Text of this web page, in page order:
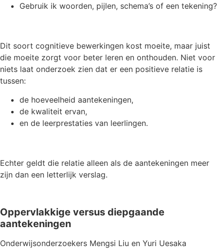
Gebruik ik woorden, pijlen, schema’s of een tekening?
Dit soort cognitieve bewerkingen kost moeite, maar juist
die moeite zorgt voor beter leren en onthouden. Niet voor
niets laat onderzoek zien dat er een positieve relatie is
tussen:
de hoeveelheid aantekeningen,
de kwaliteit ervan,
en de leerprestaties van leerlingen.
Echter geldt die relatie alleen als de aantekeningen meer
zijn dan een letterlijk verslag.
Oppervlakkige versus diepgaande
aantekeningen
Onderwijsonderzoekers Mengsi Liu en Yuri Uesaka